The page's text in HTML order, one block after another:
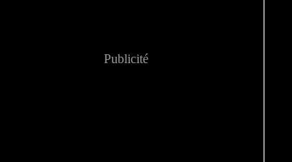
Publicité